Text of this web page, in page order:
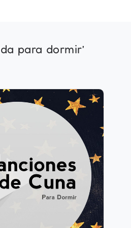
para dormir’
Jugar